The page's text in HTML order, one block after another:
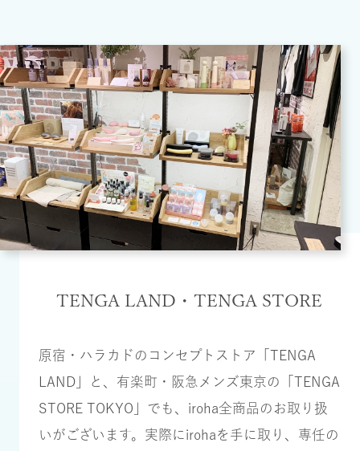
TENGA LAND・TENGA STORE
原宿・ハラカドのコンセプトストア「TENGA
LAND」と、有楽町・阪急メンズ東京の「TENGA
STORE TOKYO」でも、iroha全商品のお取り扱
いがございます。実際にirohaを⼿に取り、専任の